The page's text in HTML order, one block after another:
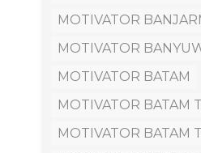
MOTIVATOR
MOTIVATOR
MOTIVATOR BATAM
MOTIVATOR BATAM
MOTIVATOR BATAM